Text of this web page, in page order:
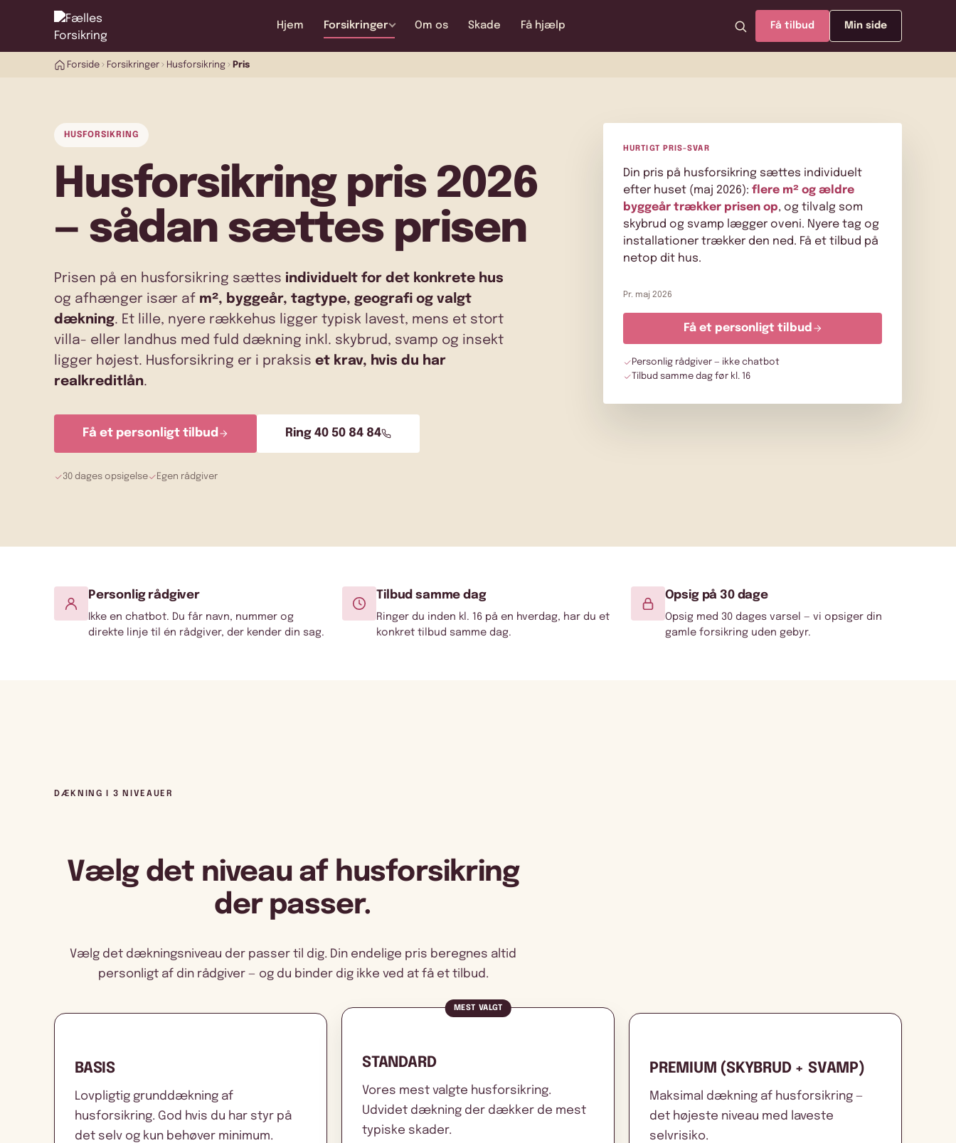
Hjem Forsikringer Om os Skade Få hjælp Få tilbud Min side
Forside Forsikringer Husforsikring Pris
HUSFORSIKRING
Husforsikring pris 2026
— sådan sættes prisen
Prisen på en husforsikring sættes individuelt for det konkrete hus
og afhænger især af m², byggeår, tagtype, geografi og valgt
dækning. Et lille, nyere rækkehus ligger typisk lavest, mens et stort
villa- eller landhus med fuld dækning inkl. skybrud, svamp og insekt
ligger højest. Husforsikring er i praksis et krav, hvis du har
realkreditlån.
Få et personligt tilbud Ring 40 50 84 84
30 dages opsigelse Egen rådgiver
HURTIGT PRIS-SVAR
Din pris på husforsikring sættes individuelt
efter huset (maj 2026): flere m² og ældre
byggeår trækker prisen op, og tilvalg som
skybrud og svamp lægger oveni. Nyere tag og
installationer trækker den ned. Få et tilbud på
netop dit hus.
Pr. maj 2026
Få et personligt tilbud
Personlig rådgiver — ikke chatbot
Tilbud samme dag før kl. 16
Personlig rådgiver
Ikke en chatbot. Du får navn, nummer og
direkte linje til én rådgiver, der kender din sag.
Tilbud samme dag
Ringer du inden kl. 16 på en hverdag, har du et
konkret tilbud samme dag.
Opsig på 30 dage
Opsig med 30 dages varsel — vi opsiger din
gamle forsikring uden gebyr.
DÆKNING I 3 NIVEAUER
Vælg det niveau af husforsikring
der passer.
Vælg det dækningsniveau der passer til dig. Din endelige pris beregnes altid
personligt af din rådgiver — og du binder dig ikke ved at få et tilbud.
BASIS
Lovpligtig grunddækning af
husforsikring. God hvis du har styr på
det selv og kun behøver minimum.
MEST VALGT
STANDARD
Vores mest valgte husforsikring.
Udvidet dækning der dækker de mest
typiske skader.
PREMIUM (SKYBRUD + SVAMP)
Maksimal dækning af husforsikring —
det højeste niveau med laveste
selvrisiko.